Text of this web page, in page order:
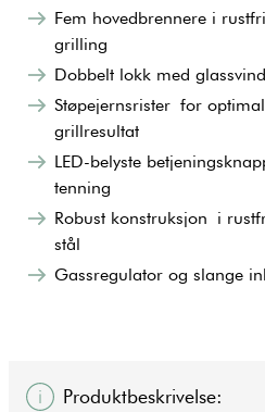
Fem hovedbrennere i
grilling
Dobbelt lokk med
Støpejernsrister for
grillresultat
LED-belyste
tenning
Robust konstruksjon i
stål
Gassregulator og slange
Produktbeskrivelse: